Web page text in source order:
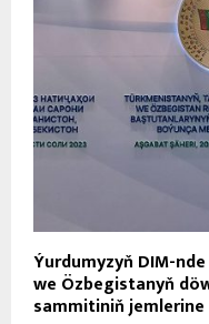
Ýurdumyzyň DIM-
we Özbegistanyň
sammitiniň